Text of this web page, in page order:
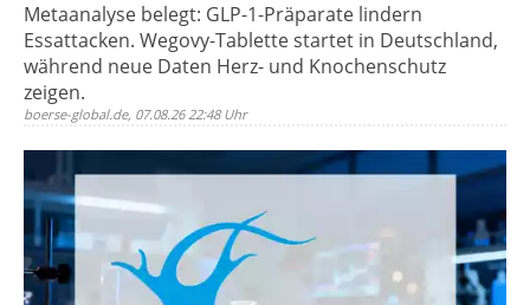
Metaanalyse belegt: GLP-1-Präparate lindern
Essattacken. Wegovy-Tablette startet in Deutschland,
während neue Daten Herz- und Knochenschutz
zeigen.
boerse-global.de, 07.08.26 22:48 Uhr